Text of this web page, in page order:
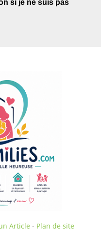
si je ne suis pas
Article - Plan de site